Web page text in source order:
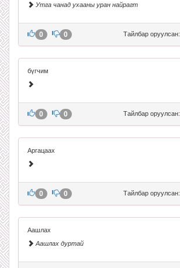
Утга чанад ухааны уран найрагт
Тайлбар оруулсан:
0 0
бүгчим
Тайлбар оруулсан:
0 0
Аргацаах
Тайлбар оруулсан:
0 0
Аашлах
Аашлах дуртай